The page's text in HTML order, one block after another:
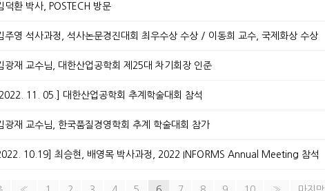
환 박사, POSTECH 방문
영 석사과정, 석사논문경진대회 최우수상 수상 / 이동희 교수, 국제화상 수상
재 교수님, 대한산업공학회 제25대 차기회장 인준
11. 05.] 대한산업공학회 추계학술대회 참석
재 교수님, 한국품질경영학회 추계 학술대회 참가
10.19] 최승현, 배영목 박사과정, 2022 INFORMS Annual Meeting 참석